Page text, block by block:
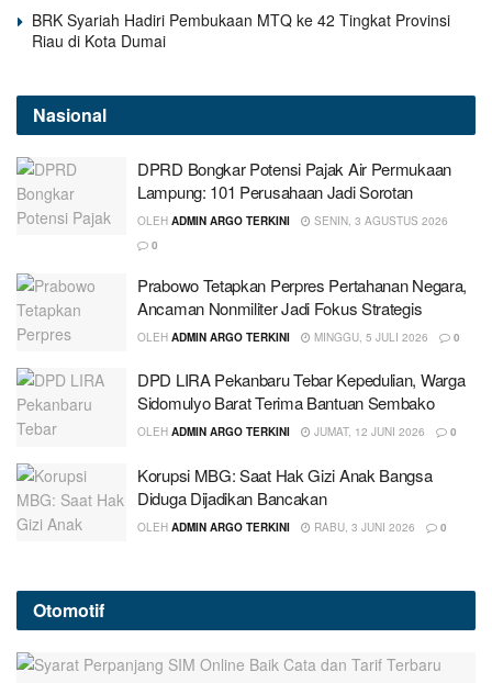
BRK Syariah Hadiri Pembukaan MTQ ke 42 Tingkat Provinsi
Riau di Kota Dumai
Nasional
DPRD Bongkar Potensi Pajak Air Permukaan
Lampung: 101 Perusahaan Jadi Sorotan
OLEH ADMIN ARGO TERKINI
SENIN, 3 AGUSTUS 2026
0
Prabowo Tetapkan Perpres Pertahanan Negara,
Ancaman Nonmiliter Jadi Fokus Strategis
OLEH ADMIN ARGO TERKINI MINGGU, 5 JULI 2026 0
DPD LIRA Pekanbaru Tebar Kepedulian, Warga
Sidomulyo Barat Terima Bantuan Sembako
OLEH ADMIN ARGO TERKINI JUMAT, 12 JUNI 2026 0
Korupsi MBG: Saat Hak Gizi Anak Bangsa
Diduga Dijadikan Bancakan
OLEH ADMIN ARGO TERKINI RABU, 3 JUNI 2026 0
Otomotif